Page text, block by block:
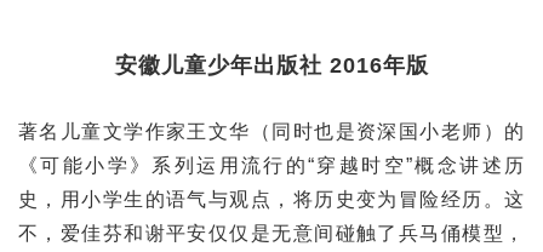
安徽儿童少年出版社 2016年版
著名儿童文学作家王文华（同时也是资深国小老师）的
《可能小学》系列运用流行的“穿越时空”概念讲述历
史，用小学生的语气与观点，将历史变为冒险经历。这
不，爱佳芬和谢平安仅仅是无意间碰触了兵马俑模型，